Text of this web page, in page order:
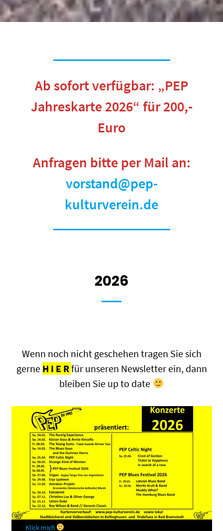
Ab sofort verfügbar: „PEP
Jahreskarte 2026“ für 200,-
Euro
Anfragen bitte per Mail an:
vorstand@pep-
kulturverein.de
2026
Wenn noch nicht geschehen tragen Sie sich
gerne H I E Rfür unseren Newsletter ein, dann
bleiben Sie up to date
Klick mich